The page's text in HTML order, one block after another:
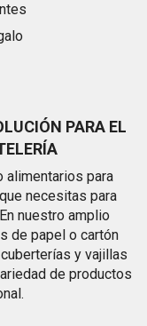
PARA EL
alimentarios para
necesitas para
nuestro amplio
de papel o cartón
y vajillas
de productos